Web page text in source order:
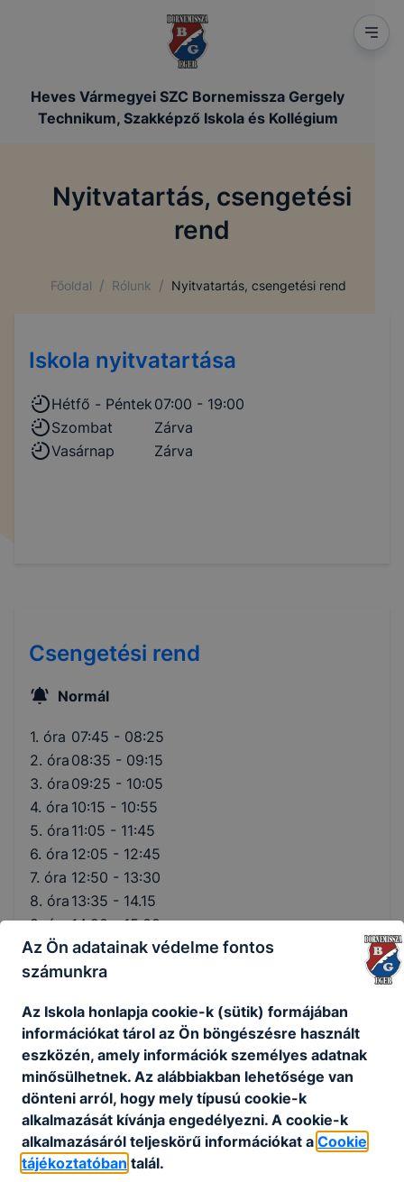
Heves Vármegyei SZC Bornemissza Gergely
Technikum, Szakképző Iskola és Kollégium
Nyitvatartás, csengetési
rend
Főoldal / Rólunk / Nyitvatartás, csengetési rend
Iskola nyitvatartása
Hétfő - Péntek 07:00 - 19:00
Szombat
Zárva
Vasárnap
Zárva
Csengetési rend
Normál
1. óra 07:45 - 08:25
2. óra 08:35 - 09:15
3. óra 09:25 - 10:05
4. óra 10:15 - 10:55
5. óra 11:05 - 11:45
6. óra 12:05 - 12:45
7. óra 12:50 - 13:30
8. óra 13:35 - 14.15
9. óra14:20 - 15:00
Rövidített
1. óra 07:45 - 08:15
2. óra 08:25 - 08:55
3. óra09:05 - 09:35
4. óra09:45 - 10:15
5. óra 10:25 - 10:55
6. óra11:05 - 11:35
7. óra 11:45 - 12:15
8. óra12:25 - 12.55
Az Ön adatainak védelme fontos
számunkra
Az Iskola honlapja cookie-k (sütik) formájában
információkat tárol az Ön böngészésre használt
eszközén, amely információk személyes adatnak
minősülhetnek. Az alábbiakban lehetősége van
dönteni arról, hogy mely típusú cookie-k
alkalmazását kívánja engedélyezni. A cookie-k
alkalmazásáról teljeskörű információkat a Cookie
tájékoztatóban talál.